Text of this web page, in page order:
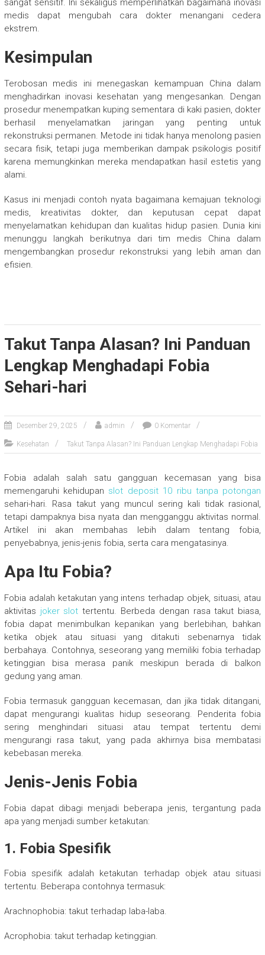
sangat sensitif. Ini sekaligus memperlihatkan bagaimana inovasi
medis dapat mengubah cara dokter menangani cedera
ekstrem.
Kesimpulan
Terobosan medis ini menegaskan kemampuan China dalam
menghadirkan inovasi kesehatan yang mengesankan. Dengan
prosedur menempatkan kuping sementara di kaki pasien, dokter
berhasil menyelamatkan jaringan yang penting untuk
rekonstruksi permanen. Metode ini tidak hanya menolong pasien
secara fisik, tetapi juga memberikan dampak psikologis positif
karena memungkinkan mereka mendapatkan hasil estetis yang
alami.
Kasus ini menjadi contoh nyata bagaimana kemajuan teknologi
medis, kreativitas dokter, dan keputusan cepat dapat
menyelamatkan kehidupan dan kualitas hidup pasien. Dunia kini
menunggu langkah berikutnya dari tim medis China dalam
mengembangkan prosedur rekonstruksi yang lebih aman dan
efisien.
Takut Tanpa Alasan? Ini Panduan
Lengkap Menghadapi Fobia
Sehari-hari
Desember 29, 2025 admin 0 Komentar
Kesehatan Takut Tanpa Alasan? Ini Panduan Lengkap Menghadapi Fobia
Fobia adalah salah satu gangguan kecemasan yang bisa
memengaruhi kehidupan slot deposit 10 ribu tanpa potongan
sehari-hari. Rasa takut yang muncul sering kali tidak rasional,
tetapi dampaknya bisa nyata dan mengganggu aktivitas normal.
Artikel ini akan membahas lebih dalam tentang fobia,
penyebabnya, jenis-jenis fobia, serta cara mengatasinya.
Apa Itu Fobia?
Fobia adalah ketakutan yang intens terhadap objek, situasi, atau
aktivitas joker slot tertentu. Berbeda dengan rasa takut biasa,
fobia dapat menimbulkan kepanikan yang berlebihan, bahkan
ketika objek atau situasi yang ditakuti sebenarnya tidak
berbahaya. Contohnya, seseorang yang memiliki fobia terhadap
ketinggian bisa merasa panik meskipun berada di balkon
gedung yang aman.
Fobia termasuk gangguan kecemasan, dan jika tidak ditangani,
dapat mengurangi kualitas hidup seseorang. Penderita fobia
sering menghindari situasi atau tempat tertentu demi
mengurangi rasa takut, yang pada akhirnya bisa membatasi
kebebasan mereka.
Jenis-Jenis Fobia
Fobia dapat dibagi menjadi beberapa jenis, tergantung pada
apa yang menjadi sumber ketakutan:
1. Fobia Spesifik
Fobia spesifik adalah ketakutan terhadap objek atau situasi
tertentu. Beberapa contohnya termasuk:
Arachnophobia: takut terhadap laba-laba.
Acrophobia: takut terhadap ketinggian.